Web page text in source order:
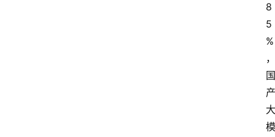
8
5
%
，
国
产
大
模